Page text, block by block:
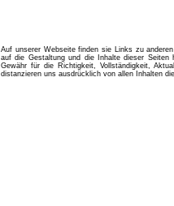
Auf unserer Webseite finden sie Links zu
auf die Gestaltung und die Inhalte dieser Seiten
Gewähr für die Richtigkeit, Vollständigkeit,
distanzieren uns ausdrücklich von allen Inhalten